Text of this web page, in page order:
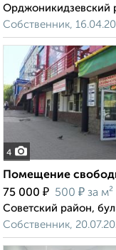
Орджоникидзевский
Собственник,
4
Помещение
75 000 ₽ 500 ₽ за м²
Советский район,
Собственник,